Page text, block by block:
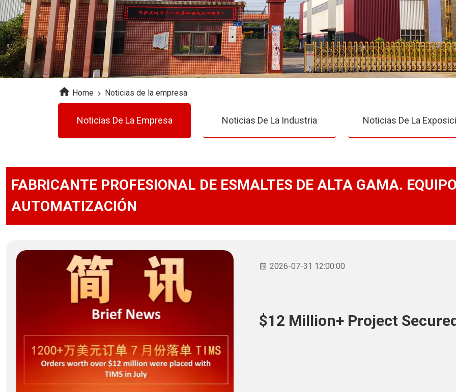
Home Noticias de la empresa
Noticias De La Empresa Noticias De La Industria Noticias De La
FABRICANTE PROFESIONAL DE ESMALTES DE ALTA GAMA.
AUTOMATIZACIÓN
2026-07-31 12:00:00
$12 Million+ Project